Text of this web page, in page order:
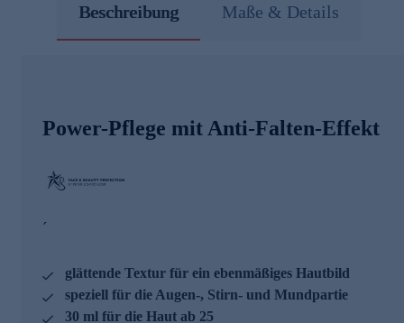
Beschreibung Maße & Details
Power-Pflege mit Anti-Falten-Effekt
´
glättende Textur für ein ebenmäßiges Hautbild
speziell für die Augen-, Stirn- und Mundpartie
30 ml für die Haut ab 25